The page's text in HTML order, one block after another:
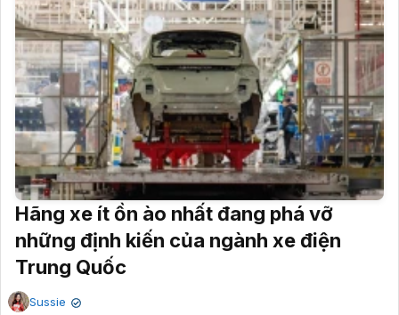
Hãng xe ít ồn ào nhất đang phá vỡ
những định kiến của ngành xe điện
Trung Quốc
Sussie ✔